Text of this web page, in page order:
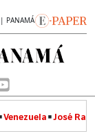
PANAMÁ
Venezuela José